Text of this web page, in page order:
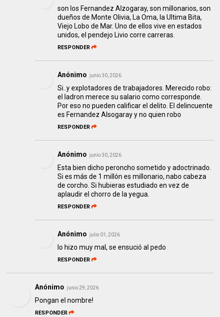
son los Fernandez Alzogaray, son millonarios, son
dueños de Monte Olivia, La Oma, la Ultima Bita,
Viejo Lobo de Mar. Uno de ellos vive en estados
unidos, el pendejo Livio corre carreras.
RESPONDER
Anónimo junio 30, 2026
Si..y explotadores de trabajadores. Merecido robo:
el ladron merece su salario como corresponde.
Por eso no pueden calificar el delito. El delincuente
es Fernandez Alsogaray y no quien robo
RESPONDER
Anónimo junio 30, 2026
Esta bien dicho peroncho sometido y adoctrinado.
Si es más de 1 millón es millonario, nabo cabeza
de corcho. Si hubieras estudiado en vez de
aplaudir el chorro de la yegua.
RESPONDER
Anónimo julio 01, 2026
lo hizo muy mal, se ensució al pedo
RESPONDER
Anónimo junio 29, 2026
Pongan el nombre!
RESPONDER